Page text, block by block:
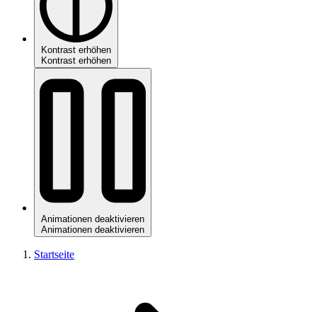
Kontrast erhöhen
Kontrast erhöhen
Animationen deaktivieren
Animationen deaktivieren
Startseite